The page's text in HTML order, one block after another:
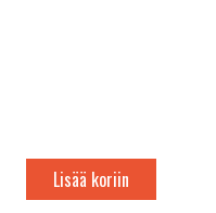
Lisää koriin